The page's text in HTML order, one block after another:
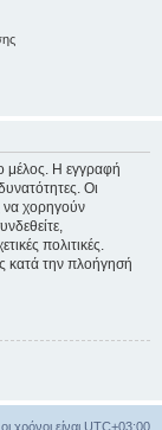
μέλος. Η εγγραφή
Οι
να χορηγούν
πολιτικές.
κατά την πλοήγησή
χρόνοι είναι UTC+03:00